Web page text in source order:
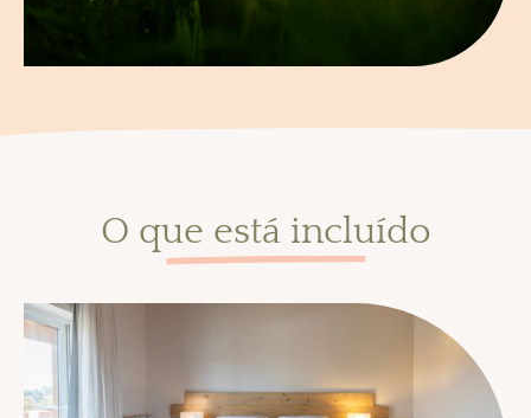
O que está incluído